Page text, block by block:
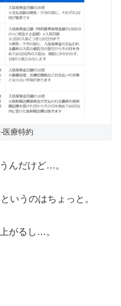
医療特約
んだけど…。
いうのはちょっと。
がるし…。